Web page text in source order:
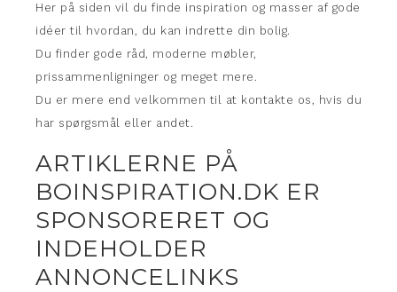
Her på siden vil du finde inspiration og masser af gode
idéer til hvordan, du kan indrette din bolig.
Du finder gode råd, moderne møbler,
prissammenligninger og meget mere.
Du er mere end velkommen til at kontakte os, hvis du
har spørgsmål eller andet.
ARTIKLERNE PÅ
BOINSPIRATION.DK ER
SPONSORERET OG
INDEHOLDER
ANNONCELINKS